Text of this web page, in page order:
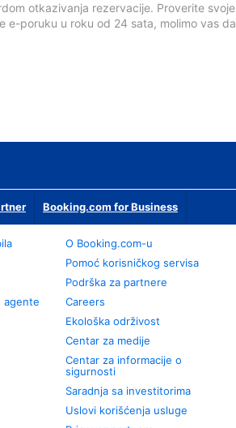
otkazivanja rezervacije. Proverite svoje
e-poruku u roku od 24 sata, molimo vas da
Booking.com for Business
agente
О Booking.com-u
Pomoć korisničkog servisa
Podrška za partnere
Careers
Ekološka održivost
Centar za medije
Centar za informacije o
sigurnosti
Saradnja sa investitorima
Uslovi korišćenja usluge